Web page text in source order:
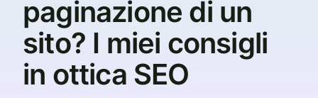
paginazione di un
sito? I miei consigli
in ottica SEO